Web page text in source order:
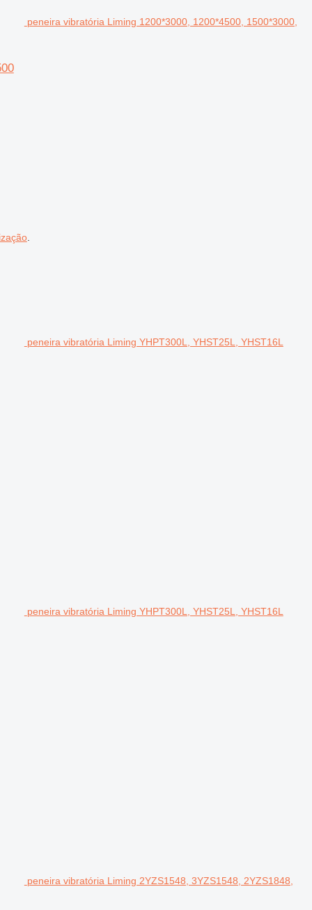
peneira vibratória Liming 1200*3000, 1200*4500, 1500*3000,
.
peneira vibratória Liming YHPT300L, YHST25L, YHST16L
peneira vibratória Liming YHPT300L, YHST25L, YHST16L
peneira vibratória Liming 2YZS1548, 3YZS1548, 2YZS1848,